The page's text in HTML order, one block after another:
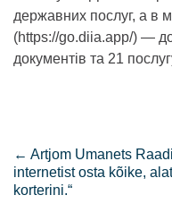
державних послуг, а в
(https://go.diia.app/) —
документів та 21
← Artjom Umanets
internetist osta kõike,
korterini.“